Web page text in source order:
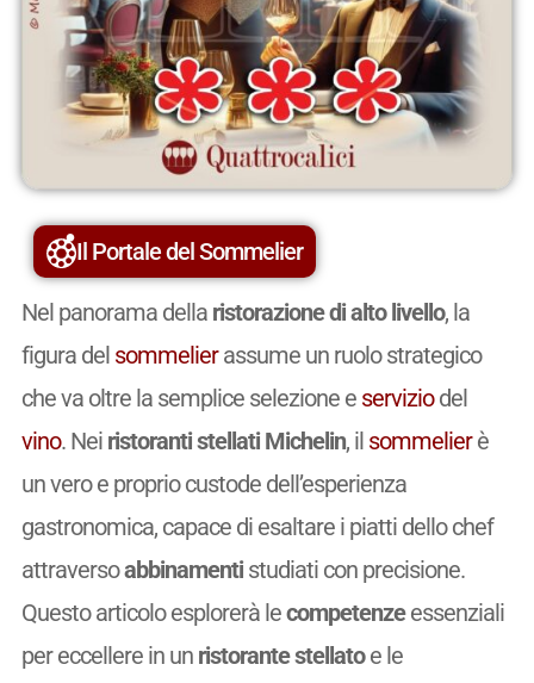
Il Portale del Sommelier
Nel panorama della ristorazione di alto livello, la
figura del sommelierassume un ruolo strategico
che va oltre la semplice selezione e serviziodel
vino. Nei ristoranti stellati Michelin, il sommelierè
un vero e proprio custode dell’esperienza
gastronomica, capace di esaltare i piatti dello chef
attraversoabbinamentistudiati con precisione.
Questo articolo esplorerà lecompetenzeessenziali
per eccellere in un ristorante stellatoe le